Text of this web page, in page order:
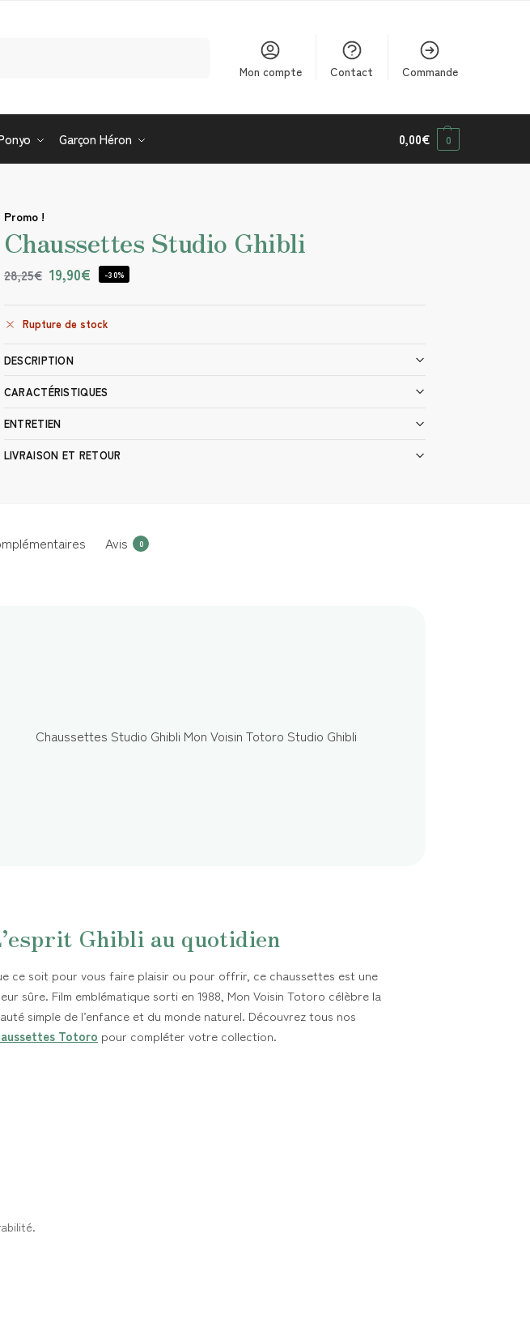
Mon compte Contact Commande
Garçon Héron 0,00€ 0
Promo !
Chaussettes Studio Ghibli
28,25€ 19,90€ -30%
Rupture de stock
DESCRIPTION
CARACTÉRISTIQUES
ENTRETIEN
LIVRAISON ET RETOUR
Avis 0
Ghibli au quotidien
ce soit pour vous faire plaisir ou pour offrir, ce chaussettes est une
sûre. Film emblématique sorti en 1988, Mon Voisin Totoro célèbre la
simple de l’enfance et du monde naturel. Découvrez tous nos
Totoro pour compléter votre collection.